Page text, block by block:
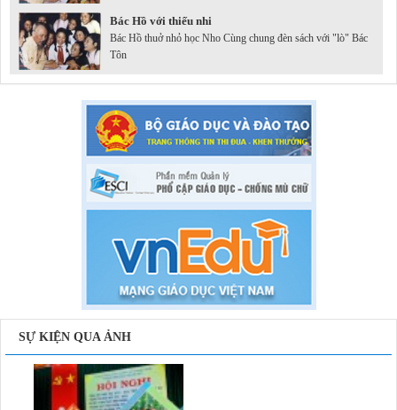
Bác Hồ với thiếu nhi
Bác Hồ thuở nhỏ học Nho Cùng chung đèn sách với "lò" Bác
Tôn
SỰ KIỆN QUA ẢNH